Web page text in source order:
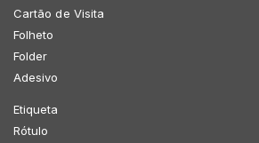
Cartão de Visita
Folheto
Folder
Adesivo
Etiqueta
Rótulo